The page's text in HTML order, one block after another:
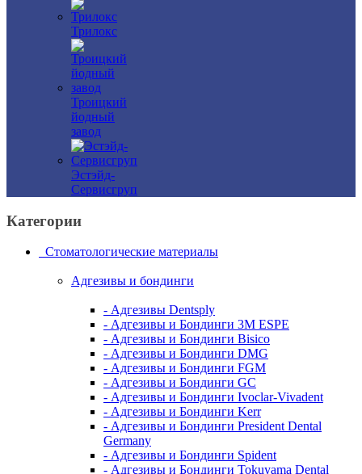
Трилокс
Троицкий
йодный
завод
Эстэйд-
Сервисгруп
Категории
Стоматологические материалы
Адгезивы и бондинги
- Адгезивы Dentsply
- Адгезивы и Бондинги 3M ESPE
- Адгезивы и Бондинги Bisico
- Адгезивы и Бондинги DMG
- Адгезивы и Бондинги FGM
- Адгезивы и Бондинги GC
- Адгезивы и Бондинги Ivoclar-Vivadent
- Адгезивы и Бондинги Kerr
- Адгезивы и Бондинги President Dental
Germany
- Адгезивы и Бондинги Spident
- Адгезивы и Бондинги Tokuyama Dental